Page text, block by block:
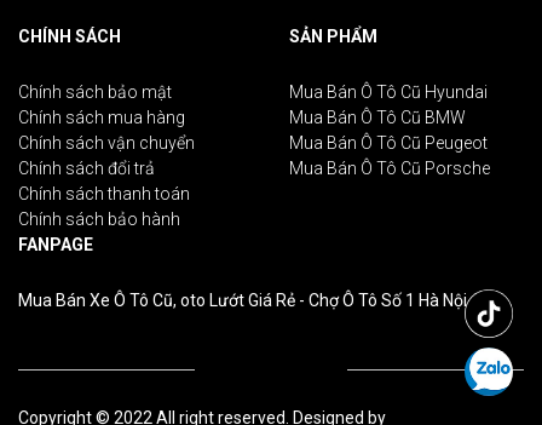
CHÍNH SÁCH
Chính sách bảo mật
Chính sách mua hàng
Chính sách vận chuyển
Chính sách đổi trả
Chính sách thanh toán
Chính sách bảo hành
SẢN PHẨM
Mua Bán Ô Tô Cũ Hyundai
Mua Bán Ô Tô Cũ BMW
Mua Bán Ô Tô Cũ Peugeot
Mua Bán Ô Tô Cũ Porsche
FANPAGE
Mua Bán Xe Ô Tô Cũ, oto Lướt Giá Rẻ - Chợ Ô Tô Số 1 Hà Nội
Copyright © 2022 All right reserved. Designed by